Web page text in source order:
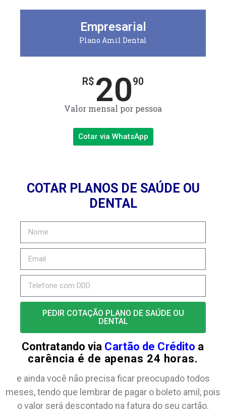
Empresarial
Plano Amil Dental
R$ 2090
Valor mensal por pessoa
Cotar via WhatsApp
COTAR PLANOS DE SAÚDE OU
DENTAL
PEDIR COTAÇÃO PLANO DE SAÚDE OU
DENTAL
Contratando via Cartão de Crédito a
carência é de apenas 24 horas.
e ainda você não precisa ficar preocupado todos
meses, tendo que lembrar de pagar o boleto amil, pois
o valor será descontado na fatura do seu cartão.